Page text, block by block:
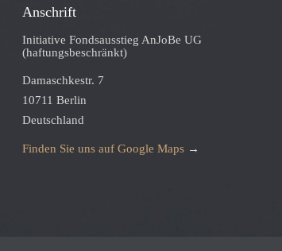
Anschrift
Initiative Fondsausstieg AnJoBe UG
(haftungsbeschränkt)
Damaschkestr. 7
10711 Berlin
Deutschland
Finden Sie uns auf Google Maps →